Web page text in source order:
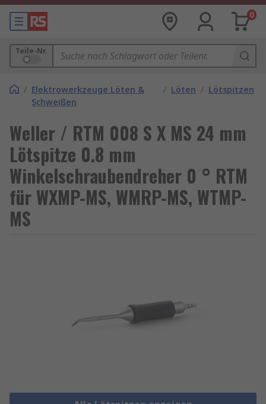
0
Teile-Nr.
/ Elektrowerkzeuge Löten &
Schweißen
/ Löten / Lötspitzen
Weller / RTM 008 S X MS 24 mm
Lötspitze 0.8 mm
Winkelschraubendreher 0 ° RTM
für WXMP-MS, WMRP-MS, WTMP-
MS